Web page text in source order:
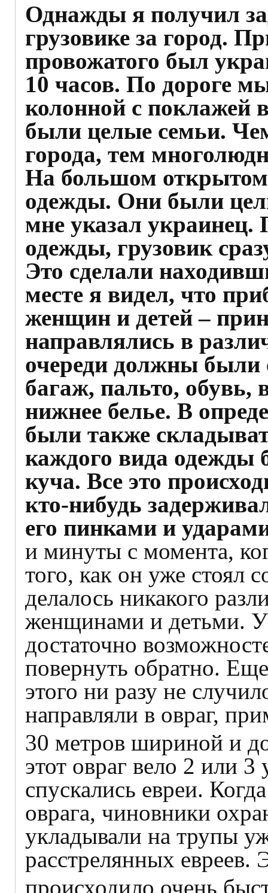
Однажды я получил
грузовике за город.
провожатого был
10 часов. По дороге
колонной с поклажей
были целые семьи.
города, тем
На большом
одежды. Они были
мне указал украинец.
одежды, грузовик
Это сделали
месте я видел, что
женщин и детей –
направлялись в
очереди должны были
багаж, пальто,
нижнее белье. В
были также
каждого вида одежды
куча. Все это
кто-нибудь
его пинками и
и минуты с момента,
того, как он уже стоял
делалось никакого
женщинами и детьми.
достаточно
повернуть обратно.
этого ни разу не
направляли в овраг,
30 метров шириной и
этот овраг вело 2 или
спускались евреи.
оврага, чиновники
укладывали на трупы
расстрелянных евреев.
происходило очень